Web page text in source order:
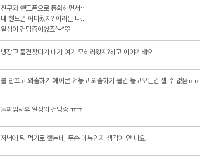
친구와 핸드폰으로 통화하면서~
내 핸드폰 어디뒀지? 이러는 나..
일상이 건망증이었죠^-^♡
냉장고 물건찾다가 내가 여기 모하러왔지?하고 이야기해요
불 안끄고 외출하기 에어콘 켜놓고 외출하기 물건 놓고오는건 셀 수 없음ㅠㅠ
둘째임사후 일상의 건망증 ㅠㅠ
저녁에 뭐 먹기로 했는데, 무슨 메뉴인지 생각이 안 나요.